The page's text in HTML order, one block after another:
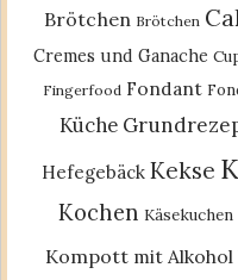
Brötchen Brötchen
Cremes und Ganache
Fingerfood Fondant
Küche
Hefegebäck Kekse
Kochen Käsekuchen
Kompott mit Alkohol